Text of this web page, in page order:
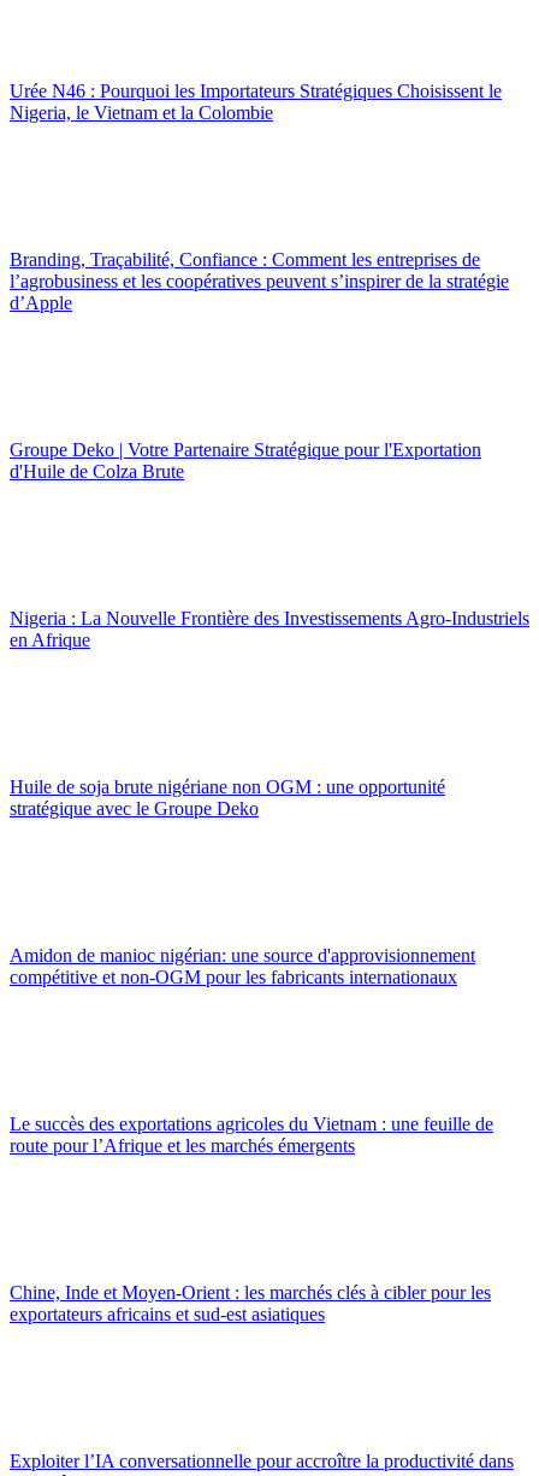
Urée N46 : Pourquoi les Importateurs Stratégiques Choisissent le
Nigeria, le Vietnam et la Colombie
Branding, Traçabilité, Confiance : Comment les entreprises de
l’agrobusiness et les coopératives peuvent s’inspirer de la stratégie
d’Apple
Groupe Deko | Votre Partenaire Stratégique pour l'Exportation
d'Huile de Colza Brute
Nigeria : La Nouvelle Frontière des Investissements Agro-Industriels
en Afrique
Huile de soja brute nigériane non OGM : une opportunité
stratégique avec le Groupe Deko
Amidon de manioc nigérian: une source d'approvisionnement
compétitive et non-OGM pour les fabricants internationaux
Le succès des exportations agricoles du Vietnam : une feuille de
route pour l’Afrique et les marchés émergents
Chine, Inde et Moyen-Orient : les marchés clés à cibler pour les
exportateurs africains et sud-est asiatiques
Exploiter l’IA conversationnelle pour accroître la productivité dans